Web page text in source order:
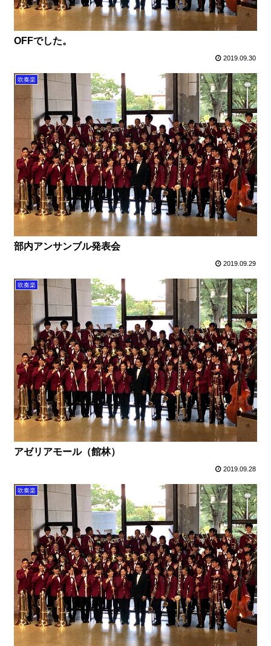
OFFでした。
2019.09.30
吹奏楽
部内アンサンブル発表会
2019.09.29
吹奏楽
アゼリアモール（館林）
2019.09.28
吹奏楽